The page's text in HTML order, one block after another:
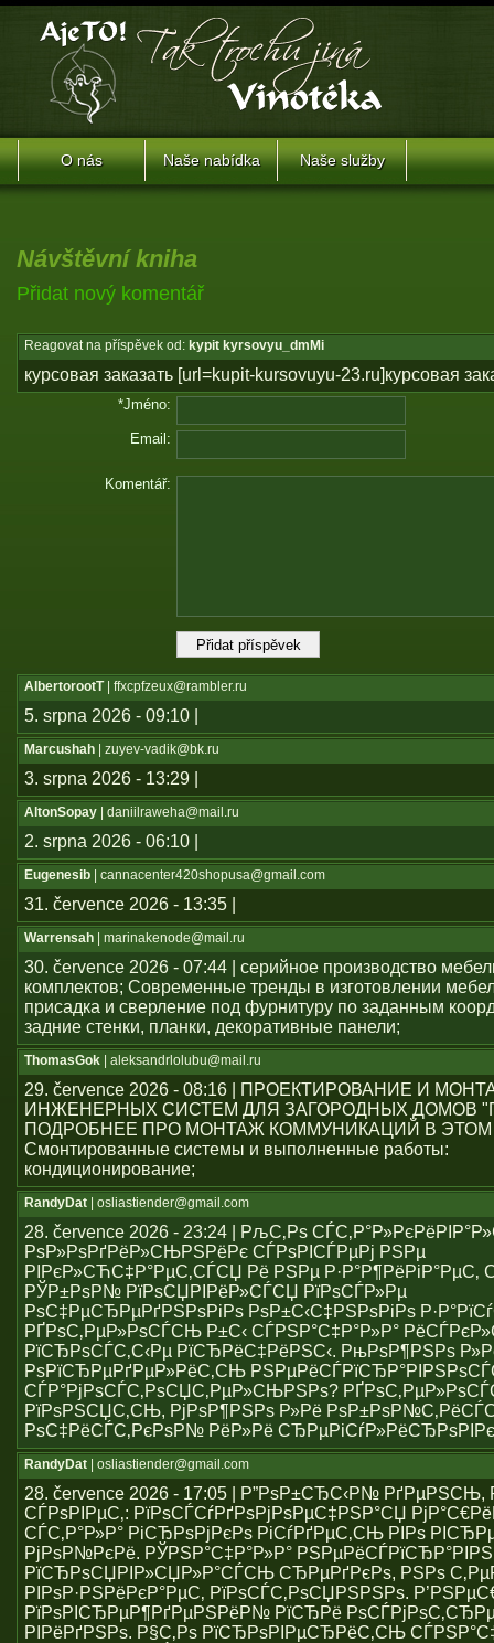
O nás Naše nabídka Naše služby
Návštěvní kniha
Přidat nový komentář
Reagovat na příspěvek od: kypit kyrsovyu_dmMi
курсовая заказать [url=kupit-kursovuyu-23.ru]курсовая
*Jméno:
Email:
Komentář:
AlbertorootT| ffxcpfzeux@rambler.ru
5. srpna 2026 - 09:10 |
Marcushah | zuyev-vadik@bk.ru
3. srpna 2026 - 13:29 |
AltonSopay | daniilraweha@mail.ru
2. srpna 2026 - 06:10 |
Eugenesib | cannacenter420shopusa@gmail.com
31. července 2026 - 13:35 |
Warrensah | marinakenode@mail.ru
30. července 2026 - 07:44 | серийное производство
комплектов; Современные тренды в изготовлении
присадка и сверление под фурнитуру по заданным
задние стенки, планки, декоративные панели;
ThomasGok | aleksandrlolubu@mail.ru
29. července 2026 - 08:16 | ПРОЕКТИРОВАНИЕ И
ИНЖЕНЕРНЫХ СИСТЕМ ДЛЯ ЗАГОРОДНЫХ ДОМОВ
ПОДРОБНЕЕ ПРО МОНТАЖ КОММУНИКАЦИЙ В
Смонтированные системы и выполненные работы:
кондиционирование;
RandyDat | osliastiender@gmail.com
28. července 2026 - 23:24 | РљС‚Рѕ
РѕР»РѕРґРёР»СЊРЅРёРє СЃРѕРІСЃРµРј РЅРµ
РІРєР»СЋС‡Р°РµС‚СЃСЏ Рё РЅРµ Р·Р°Р¶РёРіР°РµС‚
РЎР±РѕР№ РїРѕСЏРІРёР»СЃСЏ РїРѕСЃР»Рµ
РѕС‡РµСЂРµРґРЅРѕРіРѕ РѕР±С‹С‡РЅРѕРіРѕ
РҐРѕС‚РµР»РѕСЃСЊ Р±С‹ СЃРЅР°С‡Р°Р»Р°
РїСЂРѕСЃС‚С‹Рµ РїСЂРёС‡РёРЅС‹. РњРѕР¶РЅРѕ
РѕРїСЂРµРґРµР»РёС‚СЊ
СЃР°РјРѕСЃС‚РѕСЏС‚РµР»СЊРЅРѕ?
РїРѕРЅСЏС‚СЊ, РјРѕР¶РЅРѕ Р»Рё
РѕС‡РёСЃС‚РєРѕР№ РёР»Рё
RandyDat | osliastiender@gmail.com
28. července 2026 - 17:05 | Р”РѕР±СЂС‹Р№
СЃРѕРІРµС‚: РїРѕСЃСѓРґРѕРјРѕРµС‡РЅР°СЏ
СЃС‚Р°Р»Р° РіСЂРѕРјРєРѕ РіСѓРґРµС‚СЊ РІРѕ
РјРѕР№РєРё. РЎРЅР°С‡Р°Р»Р°
РїСЂРѕСЏРІР»СЏР»Р°СЃСЊ СЂРµРґРєРѕ, РЅРѕ
РІРѕР·РЅРёРєР°РµС‚ РїРѕСЃС‚РѕСЏРЅРЅРѕ.
РїРѕРІСЂРµР¶РґРµРЅРёР№ РїСЂРё
РІРёРґРЅРѕ. Р§С‚Рѕ РїСЂРѕРІРµСЂРёС‚СЊ